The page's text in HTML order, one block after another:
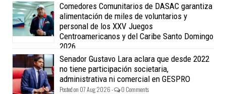
Comedores Comunitarios de DASAC garantiza
alimentación de miles de voluntarios y
personal de los XXV Juegos
Centroamericanos y del Caribe Santo Domingo
2026
Posted on 07 Aug 2026 - 0 Comments
Senador Gustavo Lara aclara que desde 2022
no tiene participación societaria,
administrativa ni comercial en GESPRO
Posted on 07 Aug 2026 - 0 Comments